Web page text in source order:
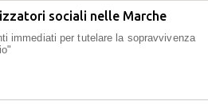
sociali nelle Marche
immediati per tutelare la sopravvivenza